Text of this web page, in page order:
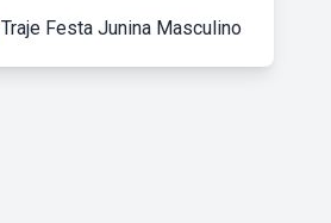
Traje Festa Junina Masculino